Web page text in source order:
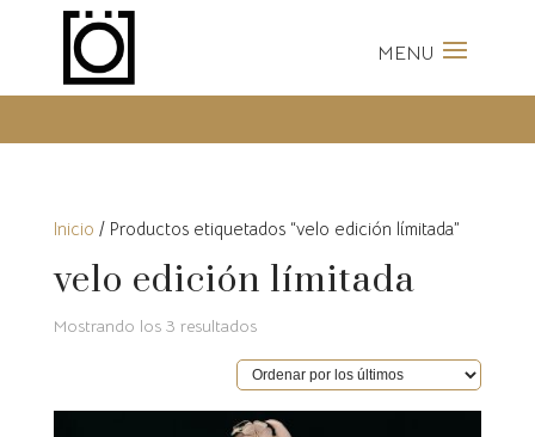
Inicio / Productos etiquetados “velo edición límitada”
velo edición límitada
Mostrando los 3 resultadosOrdenado
por
los
últimos